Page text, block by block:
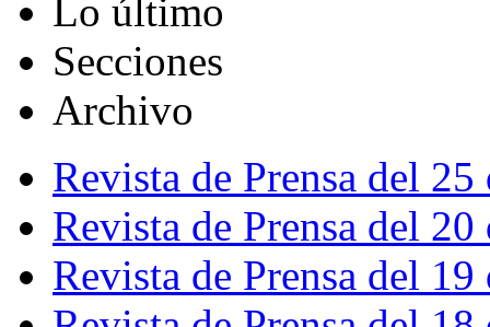
Lo último
Secciones
Archivo
Revista de Prensa del
Revista de Prensa del
Revista de Prensa del